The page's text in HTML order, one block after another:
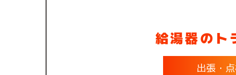
給湯器のト
出張・